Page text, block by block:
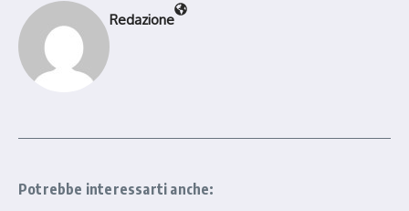
Redazione
Potrebbe interessarti anche: